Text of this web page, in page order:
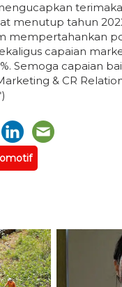
menutup tahun
mempertahankan
capaian
Semoga capaian
& CR